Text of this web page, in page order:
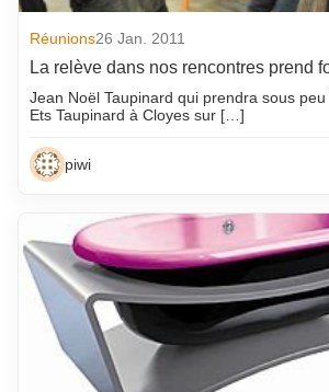
Réunions26 Jan. 2011
La relève dans nos rencontres prend
Jean Noël Taupinard qui prendra sous
Ets Taupinard à Cloyes sur […]
piwi